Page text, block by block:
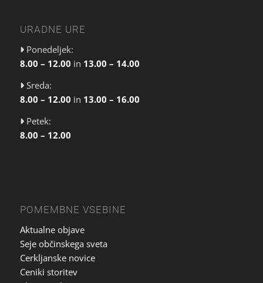
URADNE URE
Ponedeljek:
8.00 – 12.00 in 13.00 – 14.00
Sreda:
8.00 – 12.00 in 13.00 – 16.00
Petek:
8.00 – 12.00
POMEMBNE VSEBINE
Aktualne objave
Seje občinskega sveta
Cerkljanske novice
Ceniki storitev